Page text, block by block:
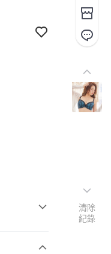
清除
紀錄